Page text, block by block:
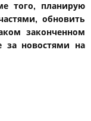
того, планирую
обновить
законченном
за новостями на